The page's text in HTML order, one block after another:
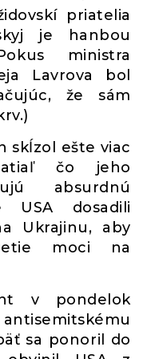
priatelia
je hanbou
ministra
Lavrova bol
že sám
skĺzol ešte viac
čo jeho
absurdnú
USA dosadili
Ukrajinu, aby
moci na
v pondelok
sa ponoril do